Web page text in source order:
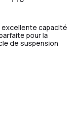
excellente capacité
pour la
de suspension